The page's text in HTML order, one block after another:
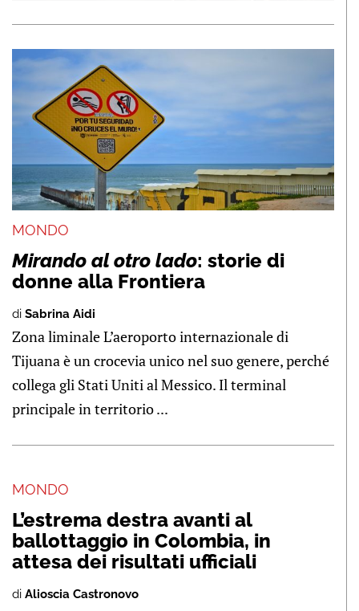
MONDO
Mirando al otro lado: storie di
donne alla Frontiera
di Sabrina Aidi
Zona liminale L’aeroporto internazionale di
Tijuana è un crocevia unico nel suo genere, perché
collega gli Stati Uniti al Messico. Il terminal
principale in territorio ...
MONDO
L’estrema destra avanti al
ballottaggio in Colombia, in
attesa dei risultati ufficiali
di Alioscia Castronovo